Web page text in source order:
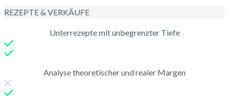
REZEPTE & VERKÄUFE
Unterrezepte mit unbegrenzter Tiefe
Analyse theoretischer und realer Margen